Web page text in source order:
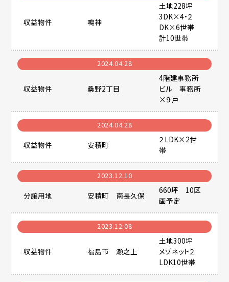
収益物件 鳴神
土地228坪
3DK×4・２
DK×6世帯
計10世帯
2024.04.28
収益物件 桑野2丁目
4階建事務所
ビル 事務所
×９戸
2024.04.28
収益物件 安積町
２LDK×2世
帯
2023.12.10
分譲用地 安積町 南長久保
660坪 10区
画予定
2023.12.08
収益物件 福島市 瀬之上
土地300坪
メゾネット２
LDK10世帯